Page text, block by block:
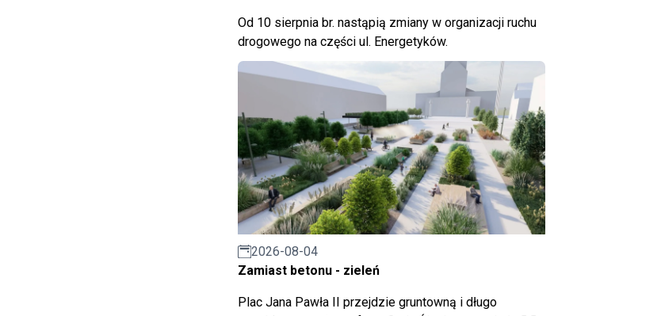
Od 10 sierpnia br. nastąpią zmiany w organizacji ruchu
drogowego na części ul. Energetyków.
2026-08-04
Zamiast betonu - zieleń
Plac Jana Pawła II przejdzie gruntowną i długo